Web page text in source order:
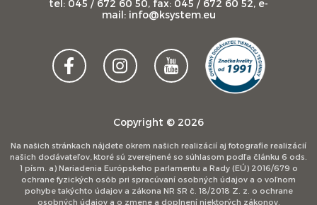
tel: 045 / 672 60 50, fax: 045 / 672 60 52, e-
mail: info@ksystem.eu
Copyright © 2026
Na našich stránkach nájdete okrem našich realizácií aj fotografie realizácií
našich dodávateľov, ktoré sú zverejnené so súhlasom podľa článku 6 ods.
1 písm. a) Nariadenia Európskeho parlamentu a Rady (EÚ) 2016/679 o
ochrane fyzických osôb pri spracúvaní osobných údajov a o voľnom
pohybe takýchto údajov a zákona NR SR č. 18/2018 Z. z. o ochrane
osobných údajov a o zmene a doplnení niektorých zákonov.